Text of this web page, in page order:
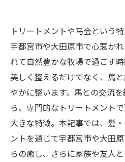
トリートメントや马会という
宇都宮市や大田原市で心惹か
れて自然豊かな牧場で過ごす
美しく整えるだけでなく、馬
やかに整います。馬との交流
ら、専門的なトリートメント
大きな特徴。本記事では、髪
ントを通じて宇都宮市や大田
らの癒し、さらに家族や友人